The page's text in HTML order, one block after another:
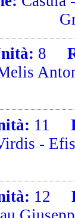
8
11
-
12